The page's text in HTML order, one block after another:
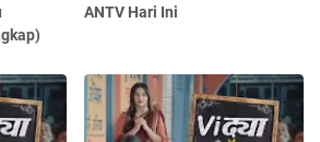
ANTV Hari Ini